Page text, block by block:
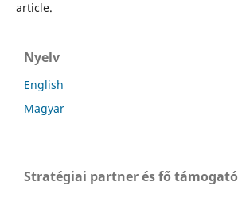
article.
Nyelv
English
Magyar
Stratégiai partner és fő támogató